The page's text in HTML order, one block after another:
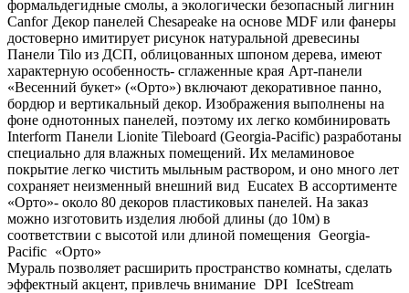
формальдегидные смолы, а экологически безопасный лигнин
Canfor Декор панелей Сhesapeake на основе MDF или фанеры
достоверно имитирует рисунок натуральной древесины
Панели Tilo из ДСП, облицованных шпоном дерева, имеют
характерную особенность- сглаженные края Арт-панели
«Весенний букет» («Орто») включают декоративное панно,
бордюр и вертикальный декор. Изображения выполнены на
фоне однотонных панелей, поэтому их легко комбинировать
Interform Панели Lionite Tileboard (Georgia-Pacific) разработаны
специально для влажных помещений. Их меламиновое
покрытие легко чистить мыльным раствором, и оно много лет
сохраняет неизменный внешний вид Eucatex В ассортименте
«Орто»- около 80 декоров пластиковых панелей. На заказ
можно изготовить изделия любой длины (до 10м) в
соответствии с высотой или длиной помещения Georgia-
Pacific «Орто»
Мураль позволяет расширить пространство комнаты, сделать
эффектный акцент, привлечь внимание DPI IceStream